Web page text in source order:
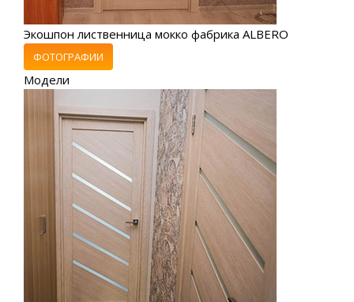
Экошпон лиственница мокко фабрика ALBERO
ФОТОГРАФИИ
Модели